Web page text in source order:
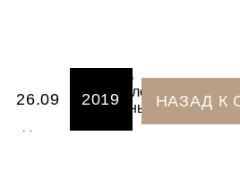
НАЗАД К
26.09 2019